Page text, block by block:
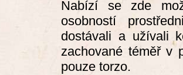
Nabízí se zde
osobností
dostávali a užívali
zachované téměř v
pouze torzo.